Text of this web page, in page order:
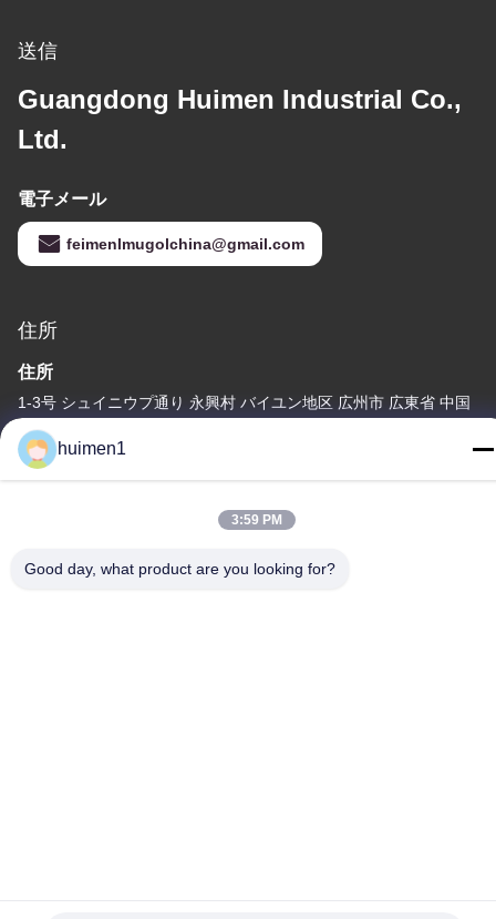
送信
Guangdong Huimen Industrial Co.,
Ltd.
電子メール
feimenlmugolchina@gmail.com
住所
住所
1-3号 シュイニウプ通り 永興村 バイユン地区 広州市 広東省 中国
Tel
86-18929562701
huimen1
3:59 PM
Good day, what product are you looking for?